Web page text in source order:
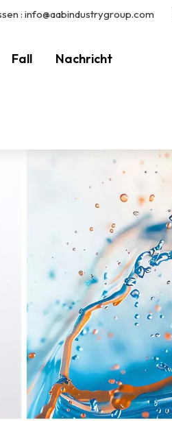
: info@aabindustrygroup.com
Fall Nachricht